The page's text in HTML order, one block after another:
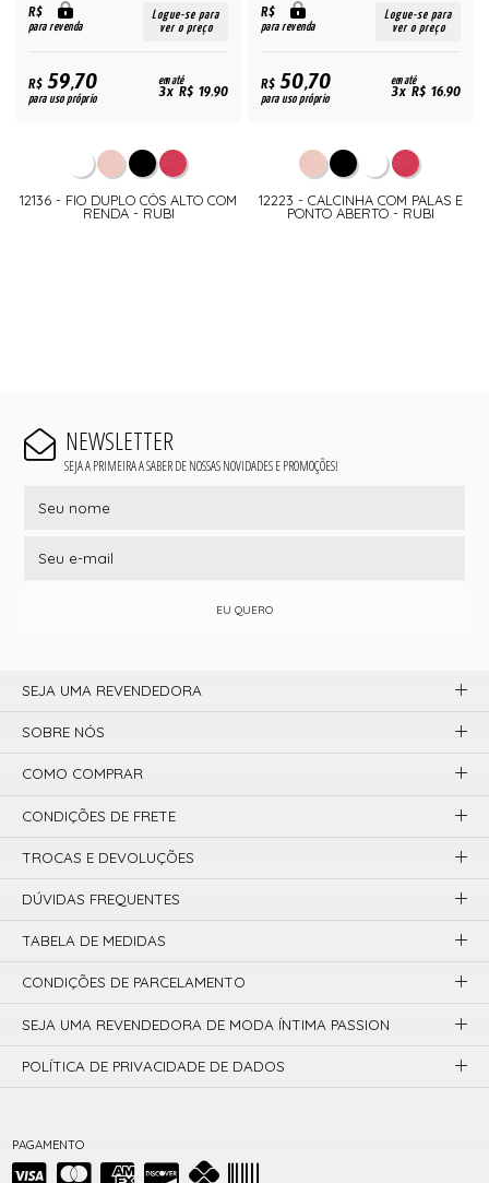
R$
para revenda
Logue-se para
ver o preço
R$59,70
para uso próprio
em até
3x R$ 19,90
12136 - FIO DUPLO CÓS ALTO COM
RENDA - RUBI
R$
para revenda
Logue-se para
ver o preço
R$50,70
para uso próprio
em até
3x R$ 16,90
12223 - CALCINHA COM PALAS E
PONTO ABERTO - RUBI
NEWSLETTER
SEJA A PRIMEIRA A SABER DE NOSSAS NOVIDADES E PROMOÇÕES!
EU QUERO
PAGAMENTO
SEJA UMA REVENDEDORA
SOBRE NÓS
COMO COMPRAR
CONDIÇÕES DE FRETE
TROCAS E DEVOLUÇÕES
DÚVIDAS FREQUENTES
TABELA DE MEDIDAS
CONDIÇÕES DE PARCELAMENTO
SEJA UMA REVENDEDORA DE MODA ÍNTIMA PASSION
POLÍTICA DE PRIVACIDADE DE DADOS